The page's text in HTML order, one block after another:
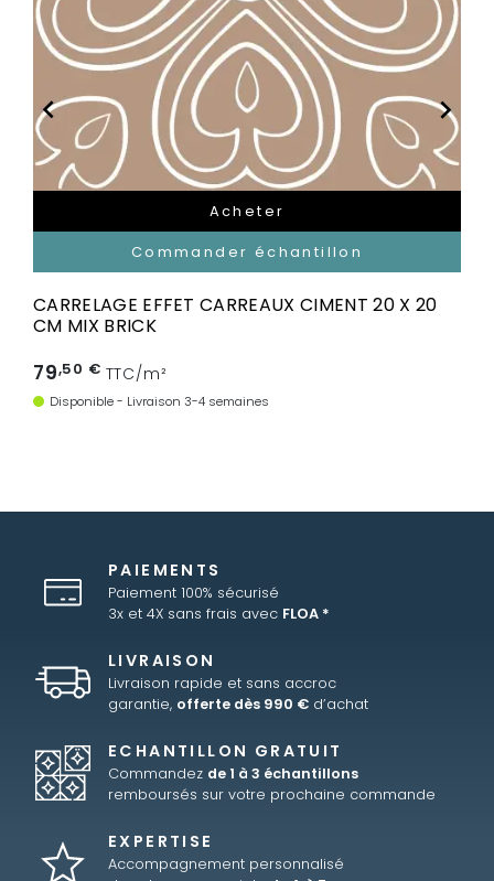

Acheter
Commander échantillon
CARRELAGE EFFET CARREAUX CIMENT 20 X 20
CM MIX BRICK
79,50 € TTC/m²
Disponible - Livraison 3-4 semaines

PAIEMENTS
Paiement 100% sécurisé
3x et 4X sans frais avec FLOA *
LIVRAISON
Livraison rapide et sans accroc
garantie, offerte dès 990 € d’achat
ECHANTILLON GRATUIT
Commandez de 1 à 3 échantillons
remboursés sur votre prochaine commande
EXPERTISE
Accompagnement personnalisé